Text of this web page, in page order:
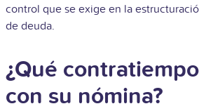
control que se exige en la
de deuda.
¿Qué
con su nómina?